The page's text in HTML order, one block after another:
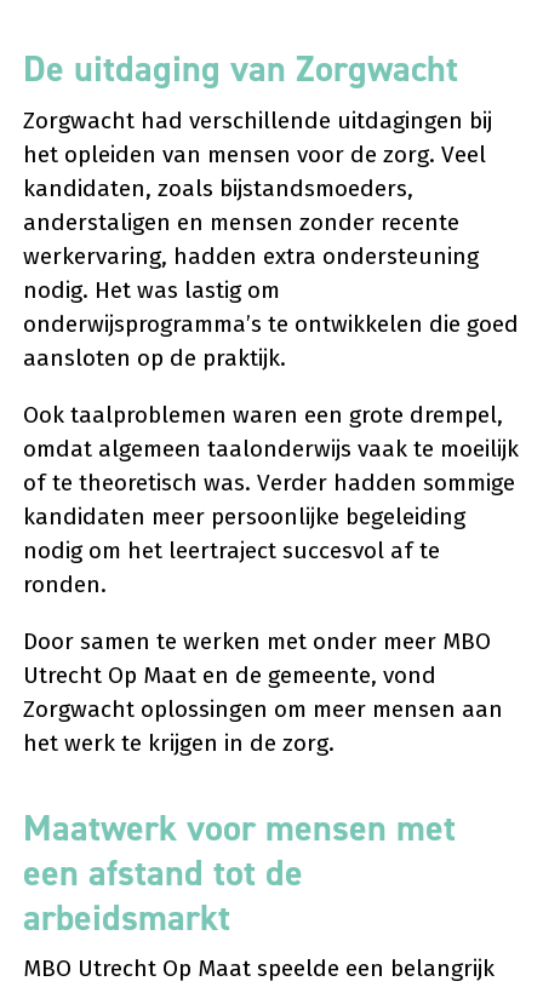
De uitdaging van Zorgwacht
Zorgwacht had verschillende uitdagingen bij
het opleiden van mensen voor de zorg. Veel
kandidaten, zoals bijstandsmoeders,
anderstaligen en mensen zonder recente
werkervaring, hadden extra ondersteuning
nodig. Het was lastig om
onderwijsprogramma’s te ontwikkelen die goed
aansloten op de praktijk.
Ook taalproblemen waren een grote drempel,
omdat algemeen taalonderwijs vaak te moeilijk
of te theoretisch was. Verder hadden sommige
kandidaten meer persoonlijke begeleiding
nodig om het leertraject succesvol af te
ronden.
Door samen te werken met onder meer MBO
Utrecht Op Maat en de gemeente, vond
Zorgwacht oplossingen om meer mensen aan
het werk te krijgen in de zorg.
Maatwerk voor mensen met
een afstand tot de
arbeidsmarkt
MBO Utrecht Op Maat speelde een belangrijk